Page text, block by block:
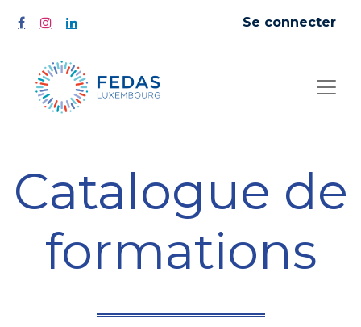
Se connecter
Catalogue de
formations